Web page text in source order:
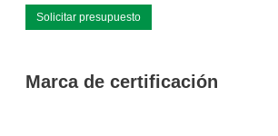
Solicitar presupuesto
Marca de certificación